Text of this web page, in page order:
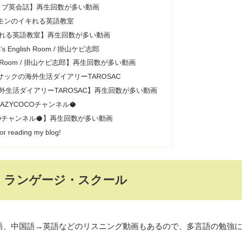
ブ英会話】再生回数が多い動画
ンのイキれる英語教室
る英語教室】再生回数が多い動画
English Room / 掛山ケビ志郎
Room / 掛山ケビ志郎】再生回数が多い動画
ックの海外生活ダイアリーTAROSAC
生活ダイアリーTAROSAC】再生回数が多い動画
チャンネル🥥
チャンネル🥥】再生回数が多い動画
reading my blog!
ンゲージ・スクール
中国語→英語などのリスニング動画もあるので、多言語の勉強に